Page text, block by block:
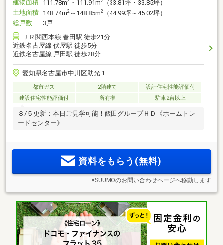
建物面積 111.78m ・111.91m
（33.81坪・33.85坪）
土地面積 148.74m2 ～148.85m2
（44.99坪～45.02坪）
総戸数
3戸
ＪＲ関西本線 春田駅 徒歩21分
近鉄名古屋線 伏屋駅 徒歩5分
近鉄名古屋線 戸田駅 徒歩28分
愛知県名古屋市中川区助光１
都市ガス 2階建て
設計住宅性能評価付
建設住宅性能評価付
所有権 駐車2台以上
８/５更新：本日ご見学可能！飯田グループＨＤ《ホームトレ
ードセンター》
資料をもらう(無料)
※SUUMOのお問い合わせページへ移動します